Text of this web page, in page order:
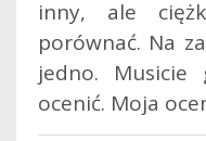
inny, ale
porównać. Na
jedno.
ocenić. Moja